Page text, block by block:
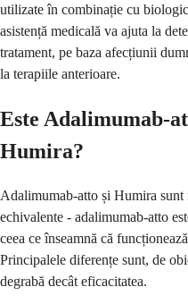
utilizate în combinație cu
asistență medicală va ajuta la
tratament, pe baza afecțiunii
la terapiile anterioare.
Este Adalimumab-
Humira?
Adalimumab-atto și Humira sunt
echivalente - adalimumab-atto
ceea ce înseamnă că
Principalele diferențe sunt, de
degrabă decât eficacitatea.